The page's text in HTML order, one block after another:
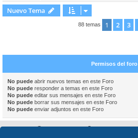
Nuevo Tema
88 temas 1 2 3
Permisos del foro
No puede abrir nuevos temas en este Foro
No puede responder a temas en este Foro
No puede editar sus mensajes en este Foro
No puede borrar sus mensajes en este Foro
No puede enviar adjuntos en este Foro